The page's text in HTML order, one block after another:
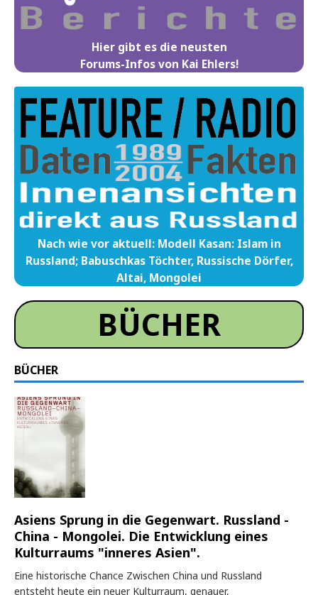
Hier gibt es die neusten
Forums-Infos von Kai Ehlers!
Nach wie vor aktuell: Modell Kasan: Islam in
Russland; Babuschkas Töchter, Russische Dörfer,
Altai, Mongolei
BÜCHER
BÜCHER
Asiens Sprung in die Gegenwart. Russland -
China - Mongolei. Die Entwicklung eines
Kulturraums "inneres Asien".
Eine historische Chance Zwischen China und Russland
entsteht heute ein neuer Kulturraum, genauer,